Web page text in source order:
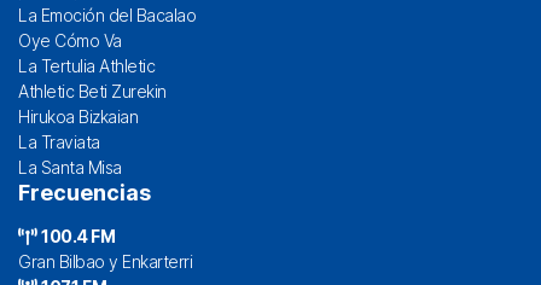
La Emoción del Bacalao
Oye Cómo Va
La Tertulia Athletic
Athletic Beti Zurekin
Hirukoa Bizkaian
La Traviata
La Santa Misa
Frecuencias
100.4 FM
Gran Bilbao y Enkarterri